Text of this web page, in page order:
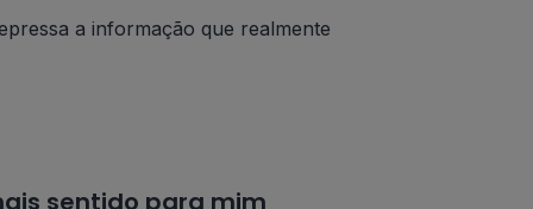
a informação que realmente
sentido para mim